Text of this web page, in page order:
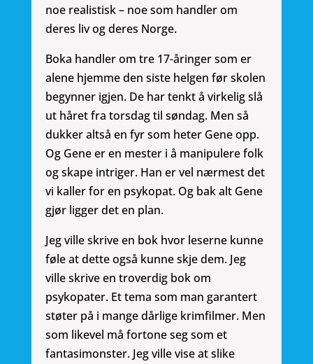
noe realistisk – noe som handler om
deres liv og deres Norge.
Boka handler om tre 17-åringer som er
alene hjemme den siste helgen før skolen
begynner igjen. De har tenkt å virkelig slå
ut håret fra torsdag til søndag. Men så
dukker altså en fyr som heter Gene opp.
Og Gene er en mester i å manipulere folk
og skape intriger. Han er vel nærmest det
vi kaller for en psykopat. Og bak alt Gene
gjør ligger det en plan.
Jeg ville skrive en bok hvor leserne kunne
føle at dette også kunne skje dem. Jeg
ville skrive en troverdig bok om
psykopater. Et tema som man garantert
støter på i mange dårlige krimfilmer. Men
som likevel må fortone seg som et
fantasimonster. Jeg ville vise at slike